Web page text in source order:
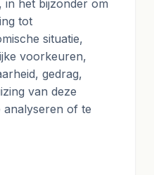
in het bijzonder om
tot
situatie,
voorkeuren,
gedrag,
van deze
of te